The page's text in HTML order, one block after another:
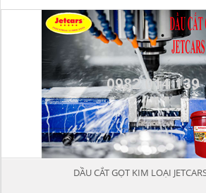
DẦU CẮT GỌT KIM LOẠI